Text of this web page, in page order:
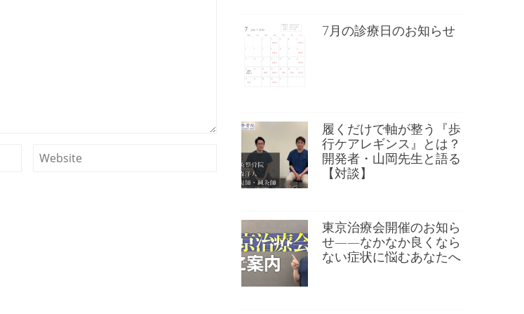
7月の診療日のお知らせ
履くだけで軸が整う『歩
行ケアレギンス』とは？
開発者・山岡先生と語る
【対談】
東京治療会開催のお知ら
せ——なかなか良くなら
ない症状に悩むあなたへ